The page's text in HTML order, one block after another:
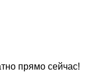
прямо сейчас!